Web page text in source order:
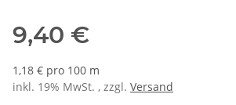
9,40 €
1,18 € pro 100 m
inkl. 19% MwSt. , zzgl. Versand